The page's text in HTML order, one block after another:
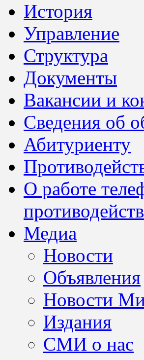
История
Управление
Структура
Документы
Вакансии и
Сведения об
Абитуриенту
О работе
Медиа
Новости
Объявления
Новости
Издания
СМИ о нас